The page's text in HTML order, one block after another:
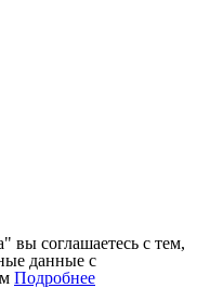
вы соглашаетесь с тем,
данные с
Подробнее